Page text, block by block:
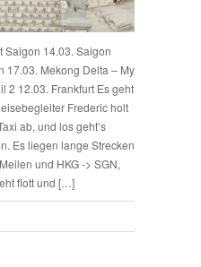
Saigon 14.03. Saigon
17.03. Mekong Delta – My
2 12.03. Frankfurt Es geht
Frederic holt
ab, und los geht’s
Es liegen lange Strecken
und HKG -> SGN,
flott und […]